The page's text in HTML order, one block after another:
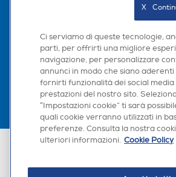
Scarica la nostra app
Euronics Italia SpA. Sede legale Via Montefeltro,
Ci serviamo di queste tecnologie,
parti, per offrirti una migliore
navigazione, per personalizzare
annunci in modo che siano aderenti
fornirti funzionalità dei social media
prestazioni del nostro sito.
“Impostazioni cookie” ti sarà
quali cookie verranno utilizzati in
preferenze. Consulta la nostra
ulteriori informazioni. Cookie Policy
X